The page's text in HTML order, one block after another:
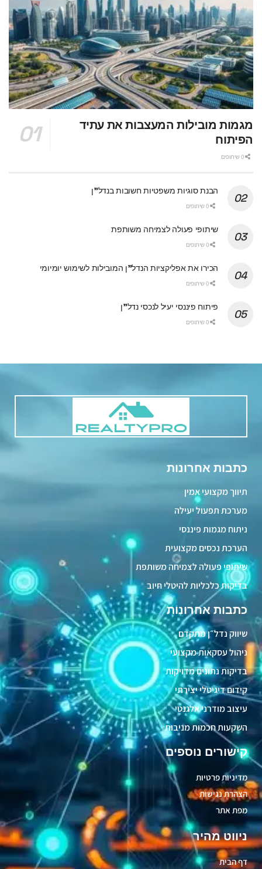
מגמות מובילות המעצבות את עתיד
הפיתוח
הבנת סוגיות משפטיות חשובות בנדל"ן
שיתופי פעולה לצמיחה משותפת
הכירו את אפליקציות הנדל"ן המובילות לשימוש יומיומי
פיתוח פיננסי יעיל לנכסי נדל"ן
ניווט מהיר
דף הבית
קישורים נוספים
מדיניות פרטיות
הצהרת נגישות
מפת אתר
כתבות אחרונות
שיווק נדל״ן מתקדם
ניהול עסקאות מקצועי
בדיקות נתונים מדויקות
קידום דיגיטלי יצירתי
עיצוב מודרני אלגנטי
השקעות חכמות מניבות
כתבות אחרונות
תיווך מקצועי אמין
מערכת תפעול יעילה
ניתוח מגמות פיננסי
הערכת נכסים מקצועית
שיתופי פעולה לצמיחה משותפת
בדיקות כלכליות להיטלי חיוב